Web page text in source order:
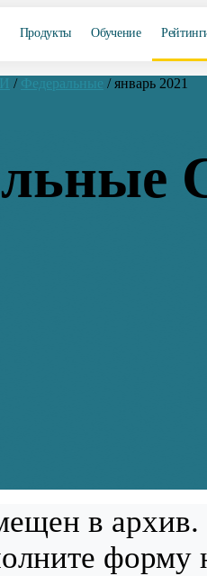
Продукты Обучение
/ Федеральные / январь 2021
в
форму